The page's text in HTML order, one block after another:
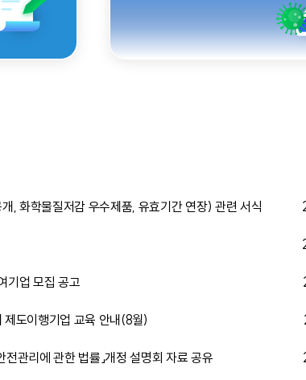
, 화학물질저감 우수제품, 유효기간 연장) 관련 서식
기업 모집 공고
도이행기업 교육 안내(8월)
관리에 관한 법률」개정 설명회 자료 공유